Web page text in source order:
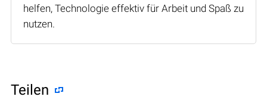
helfen, Technologie effektiv für Arbeit und Spaß zu
nutzen.
Teilen